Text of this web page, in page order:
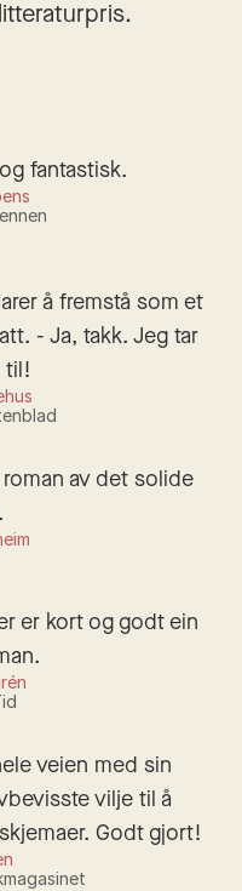
fantastisk.
å fremstå som et
- Ja, takk. Jeg tar
til!
av det solide
er kort og godt ein
veien med sin
vilje til å
Godt gjort!